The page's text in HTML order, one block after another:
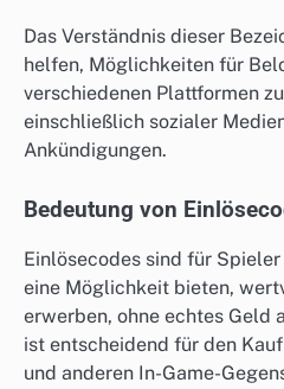
Das Verständnis dieser
helfen, Möglichkeiten für
verschiedenen Plattformen
einschließlich sozialer
Ankündigungen.
Bedeutung von
Einlösecodes sind für
eine Möglichkeit bieten,
erwerben, ohne echtes Geld
ist entscheidend für den
und anderen In-Game-